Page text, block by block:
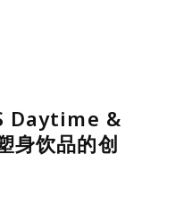
Daytime &
身饮品的创